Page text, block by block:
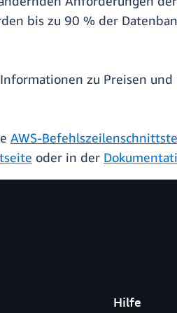
bis zu 90 % der
zu Preisen und
AWS-
oder in der
Hilfe